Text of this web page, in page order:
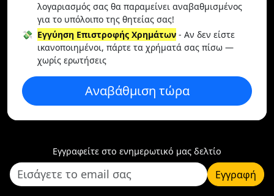
λογαριασμός σας θα παραμείνει αναβαθμισμένος
για το υπόλοιπο της θητείας σας!
💸 Εγγύηση Επιστροφής Χρημάτων - Αν δεν είστε
ικανοποιημένοι, πάρτε τα χρήματά σας πίσω —
χωρίς ερωτήσεις
Αναβάθμιση τώρα
Εγγραφείτε στο ενημερωτικό μας δελτίο
Εγγραφή